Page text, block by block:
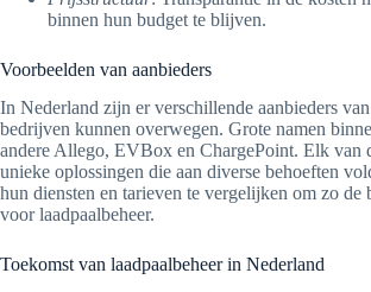
binnen hun budget te blijven.
Voorbeelden van aanbieders
In Nederland zijn er verschillende aanbieders
bedrijven kunnen overwegen. Grote namen
andere Allego, EVBox en ChargePoint. Elk van
unieke oplossingen die aan diverse behoeften
hun diensten en tarieven te vergelijken om zo de
voor laadpaalbeheer.
Toekomst van laadpaalbeheer in Nederland